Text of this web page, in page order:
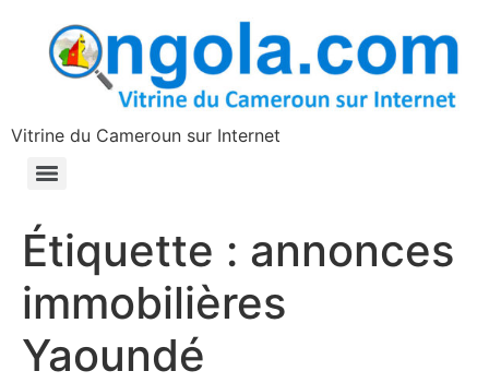
principal
Vitrine du Cameroun sur Internet
Étiquette : annonces
immobilières
Yaoundé